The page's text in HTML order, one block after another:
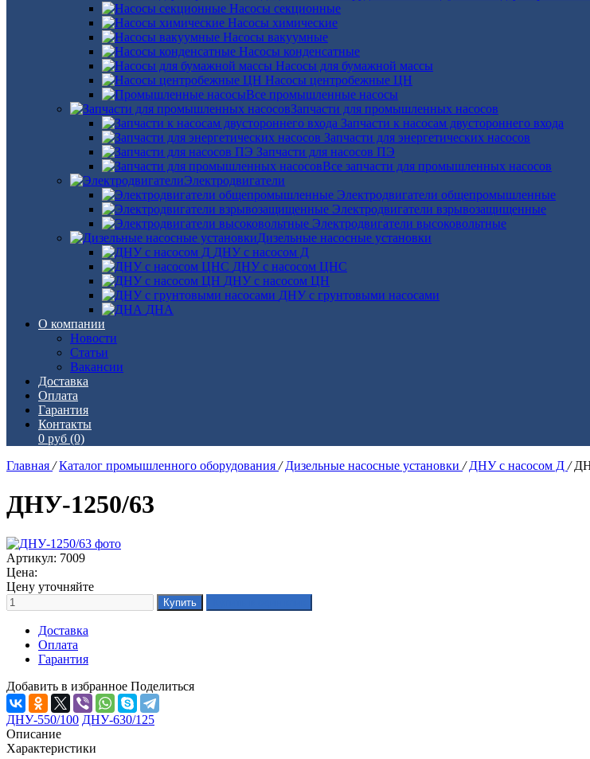
Насосы секционные
Насосы химические
Насосы вакуумные
Насосы конденсатные
Насосы для бумажной массы
Насосы центробежные ЦН
Все промышленные насосы
Запчасти для промышленных насосов
Запчасти к насосам двустороннего входа
Запчасти для энергетических насосов
Запчасти для насосов ПЭ
Все запчасти для промышленных насосов
Электродвигатели
Электродвигатели общепромышленные
Электродвигатели взрывозащищенные
Электродвигатели высоковольтные
Дизельные насосные установки
ДНУ с насосом Д
ДНУ с насосом ЦНС
ДНУ с насосом ЦН
ДНУ с грунтовыми насосами
ДНА
О компании
Новости
Статьи
Вакансии
Доставка
Оплата
Гарантия
Контакты
0 руб (0)
Главная / Каталог промышленного оборудования / Дизельные насосные установки / ДНУ с насосом Д /
ДНУ-1250/63
Артикул: 7009
Цена:
Цену уточняйте
Доставка
Оплата
Гарантия
Добавить в избранное Поделиться
ДНУ-550/100 ДНУ-630/125
Описание
Характеристики